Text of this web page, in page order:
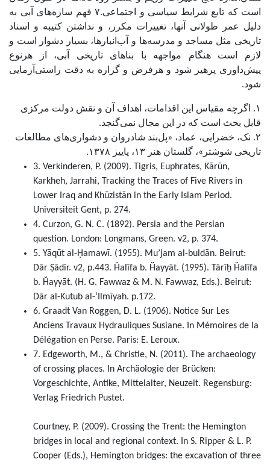
است که تابع شرایط سیاسی و اجتماعی.۷ فهم سازه‌های آبی به
دلیل عمر طولانی آنها، تغییرات مکرر، و نداشتن کتیبه و اسناد
تاریخی مثل مساجد و مدرسه‌ها و آب‌انبارها، بسیار دشوار است و
لازم است هنگام مواجهه با بناهای تاریخی آبی، از هرنوع
پیش‌داوری پرهیز شود و هرفرض و گزاره به دقت راستی‌آزمایی
شود.
۱. اگرچه مقیاس این اقدامات، اهداف آن و نقش دولت مرکزی
قابل بحث است که در این مجال نمی‌گنجد.
۲. نک، خضرایی، عماد، «پل‌بند شادروان و دشواری‌های مطالعات
تاریخی شوشتر»، گلستان هنر ۱۳، پاییز ۱۳۷۸.
3. Verkinderen, P. (2009). Tigris, Euphrates, Kārūn,
Karkheh, Jarrahi, Tracking the Traces of Five Rivers in
Lower Iraq and Khūzistān in the Early Islam Period.
Universiteit Gent, p. 274.
4. Curzon, G. N. C. (1892). Persia and the Persian
question. London: Longmans, Green. v2, p. 374.
5. Yāqūt al-Ḥamawī. (1955). Mu’jam al-buldān. Beirut:
Dār Ṣādir. v2, p.443. Ḫalīfa b. Ḫayyāt. (1995). Tārīḫ Ḫalīfa
b. Ḫayyāt. (H. G. Fawwaz & M. N. Fawwaz, Eds.). Beirut:
Dār al-Kutub al-ʻIlmīyah. p.172.
6. Graadt Van Roggen, D. L. (1906). Notice Sur Les
Anciens Travaux Hydrauliques Susiane. In Mémoires de la
Délégation en Perse. Paris: E. Leroux.
7. Edgeworth, M., & Christie, N. (2011). The archaeology
of crossing places. In Archäologie der Brücken:
Vorgeschichte, Antike, Mittelalter, Neuzeit. Regensburg:
Verlag Friedrich Pustet.
Courtney, P. (2009). Crossing the Trent: the Hemington
bridges in local and regional context. In S. Ripper & L. P.
Cooper (Eds.), Hemington bridges: the excavation of three